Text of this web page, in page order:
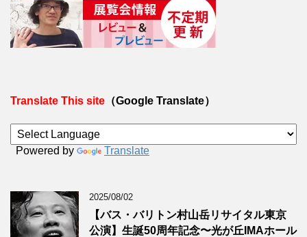
Translate This site （Google Translate）
Powered by Translate
2025/08/02
【バス・バリトン村山岳リサイタル東京
公演】生誕50周年記念〜光が丘IMAホール